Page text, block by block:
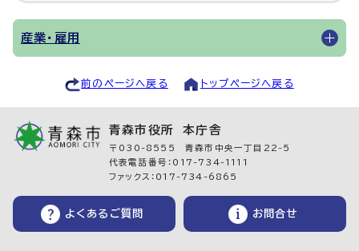
産業・雇用
前のページへ戻る トップページへ戻る
青森市役所 本庁舎
〒030-8555 青森市中央一丁目22-5
代表電話番号：017-734-1111
ファックス：017-734-6865
よくあるご質問 お問合せ